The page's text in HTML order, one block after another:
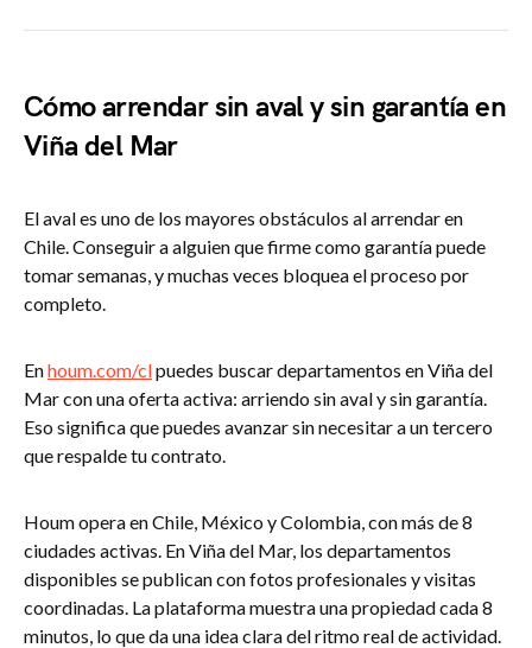
Cómo arrendar sin aval y sin garantía en
Viña del Mar
El aval es uno de los mayores obstáculos al arrendar en
Chile. Conseguir a alguien que firme como garantía puede
tomar semanas, y muchas veces bloquea el proceso por
completo.
Enhoum.com/clpuedes buscar departamentos en Viña del
Mar con una oferta activa: arriendo sin aval y sin garantía.
Eso significa que puedes avanzar sin necesitar a un tercero
que respalde tu contrato.
Houm opera en Chile, México y Colombia, con más de 8
ciudades activas. En Viña del Mar, los departamentos
disponibles se publican con fotos profesionales y visitas
coordinadas. La plataforma muestra una propiedad cada 8
minutos, lo que da una idea clara del ritmo real de actividad.